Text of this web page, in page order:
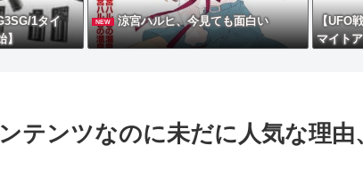
1タイ
】
NEW 涼宮ハルヒ、今見ても面白い
【UFO
マイト
テンツなのに未だに人気な理由